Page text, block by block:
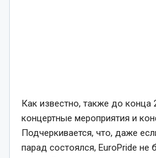
Как известно, также до конца
концертные мероприятия и
Подчеркивается, что, даже
парад состоялся, EuroPride не